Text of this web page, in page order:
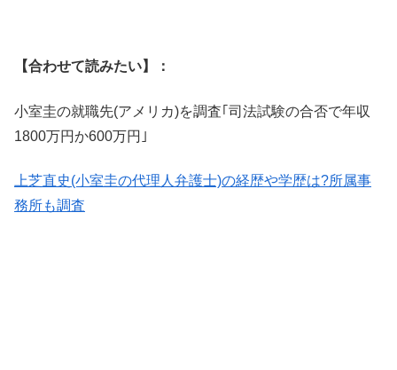
【合わせて読みたい】：
小室圭の就職先(アメリカ)を調査｢司法試験の合否で年収
1800万円か600万円｣
上芝直史(小室圭の代理人弁護士)の経歴や学歴は?所属事
務所も調査